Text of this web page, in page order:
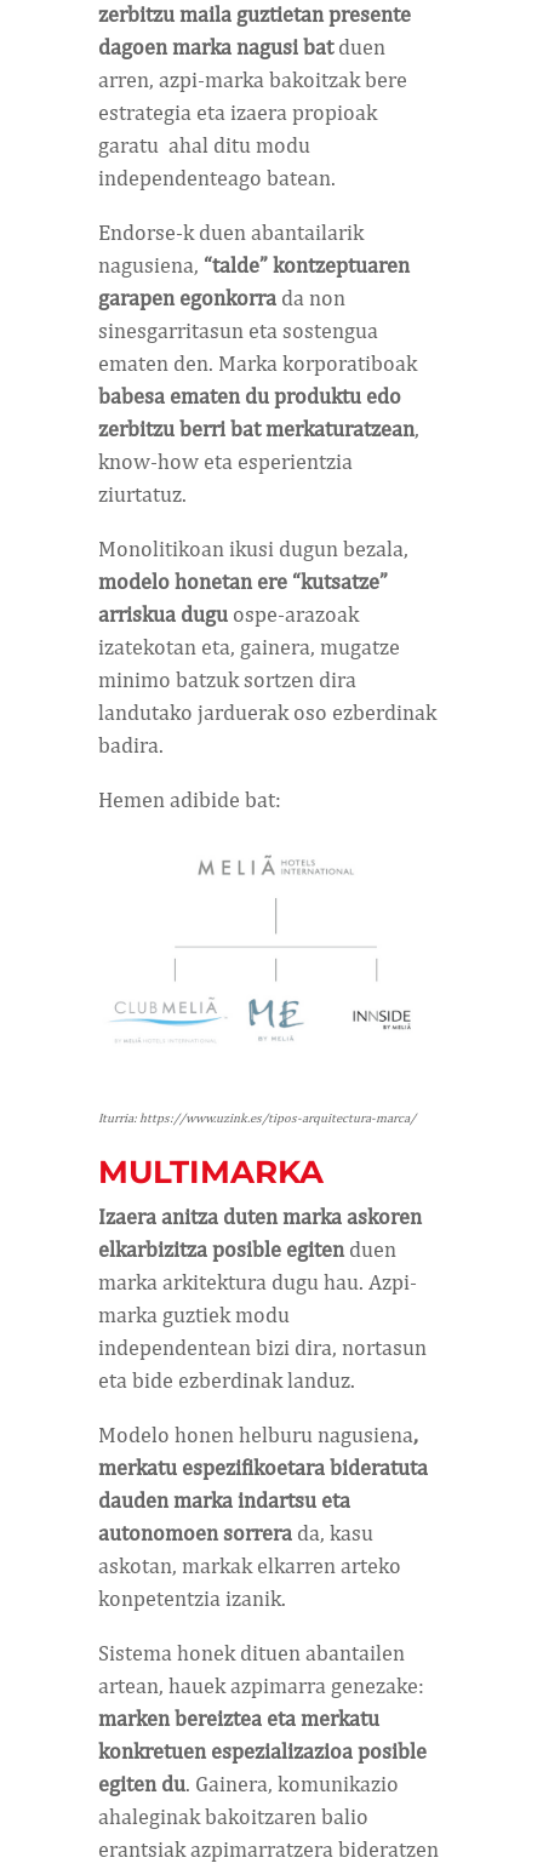
zerbitzu maila guztietan presente
dagoen marka nagusi batduen
arren, azpi-marka bakoitzak bere
estrategia eta izaera propioak
garatu ahal ditu modu
independenteago batean.
Endorse-k duen abantailarik
nagusiena, “talde” kontzeptuaren
garapen egonkorrada non
sinesgarritasun eta sostengua
ematen den. Marka korporatiboak
babesa ematen du produktu edo
zerbitzu berri bat merkaturatzean,
know-how eta esperientzia
ziurtatuz.
Monolitikoan ikusi dugun bezala,
modelo honetan ere “kutsatze”
arriskua duguospe-arazoak
izatekotan eta, gainera, mugatze
minimo batzuk sortzen dira
landutako jarduerak oso ezberdinak
badira.
Hemen adibide bat:
Iturria: https://www.uzink.es/tipos-arquitectura-marca/
MULTIMARKA
Izaera anitza duten marka askoren
elkarbizitza posible egitenduen
marka arkitektura dugu hau. Azpi-
marka guztiek modu
independentean bizi dira, nortasun
eta bide ezberdinak landuz.
Modelo honen helburu nagusiena,
merkatu espezifikoetara bideratuta
dauden marka indartsu eta
autonomoen sorrerada, kasu
askotan, markak elkarren arteko
konpetentzia izanik.
Sistema honek dituen abantailen
artean, hauek azpimarra genezake:
marken bereiztea eta merkatu
konkretuen espezializazioa posible
egiten du. Gainera, komunikazio
ahaleginak bakoitzaren balio
erantsiak azpimarratzera bideratzen